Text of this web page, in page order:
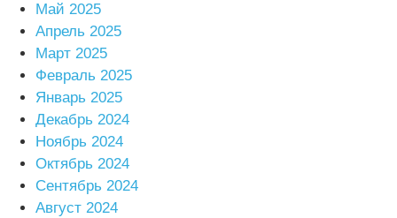
Май 2025
Апрель 2025
Март 2025
Февраль 2025
Январь 2025
Декабрь 2024
Ноябрь 2024
Октябрь 2024
Сентябрь 2024
Август 2024